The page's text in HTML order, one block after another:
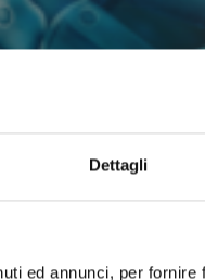
Dettagli
ed annunci, per